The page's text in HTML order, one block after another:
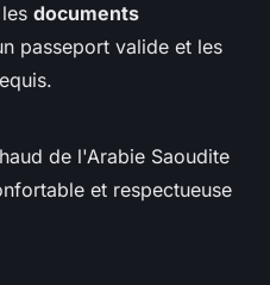
documents
passeport valide et les
de l'Arabie Saoudite
et respectueuse